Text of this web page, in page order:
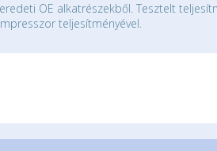
OE alkatrészekből. Tesztelt
teljesítményével.